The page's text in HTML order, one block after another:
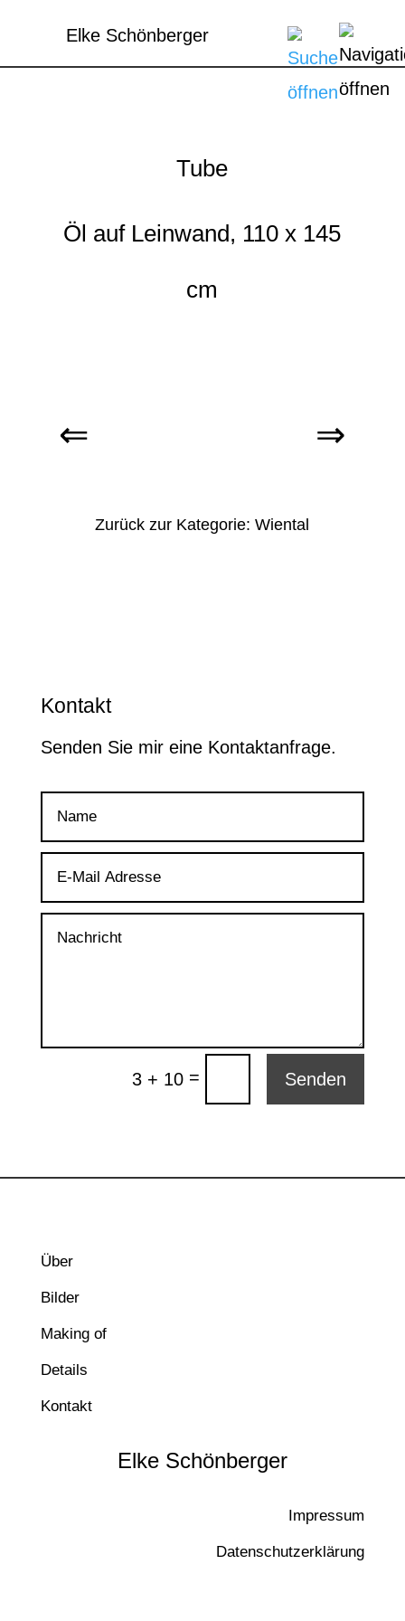
Elke Schönberger
Tube
Öl auf Leinwand, 110 x 145
cm
Zurück zur Kategorie: Wiental
Kontakt
Senden Sie mir eine Kontaktanfrage.
3 + 10 = Senden
Über
Bilder
Making of
Details
Kontakt
Elke Schönberger
Impressum
Datenschutzerklärung